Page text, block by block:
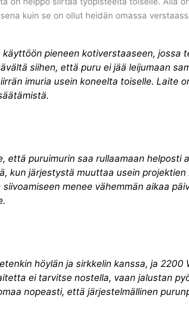
kuin se on ollut heidän omassa
käyttöön pieneen kotiverstaaseen, jossa
siihen, että puru ei jää leijumaan
imuria usein koneelta toiselle. Laite
että puruimurin saa rullaamaan
kun järjestystä muuttaa usein
menee vähemmän aikaa
höylän ja sirkkelin kanssa, ja
ei tarvitse nostella, vaan jalustan
nopeasti, että järjestelmällinen